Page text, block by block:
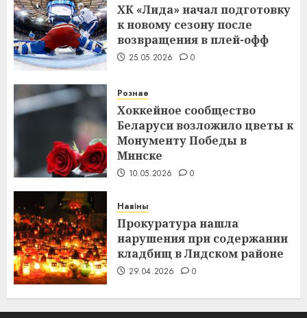
ХК «Лида» начал подготовку
к новому сезону после
возвращения в плей-офф
25.05.2026 0
Рознае
Хоккейное сообщество
Беларуси возложило цветы к
Монументу Победы в
Минске
10.05.2026 0
Навіны
Прокуратура нашла
нарушения при содержании
кладбищ в Лидском районе
29.04.2026 0